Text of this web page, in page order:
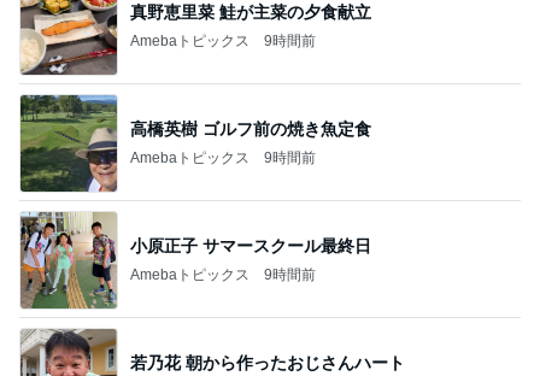
真野恵里菜 鮭が主菜の夕食献立
Amebaトピックス 9時間前
高橋英樹 ゴルフ前の焼き魚定食
Amebaトピックス 9時間前
小原正子 サマースクール最終日
Amebaトピックス 9時間前
若乃花 朝から作ったおじさんハート